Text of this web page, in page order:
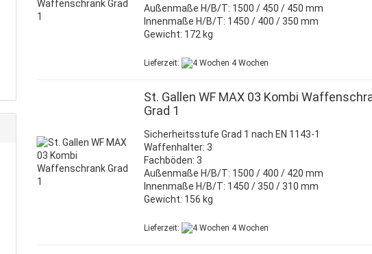
Außenmaße H/B/T: 1500 / 450 / 450 mm
Innenmaße H/B/T: 1450 / 400 / 350 mm
Gewicht: 172 kg
Lieferzeit: 4 Wochen
St. Gallen WF MAX 03 Kombi
Grad 1
Sicherheitsstufe Grad 1 nach EN 1143-1
Waffenhalter: 3
Fachböden: 3
Außenmaße H/B/T: 1500 / 400 / 420 mm
Innenmaße H/B/T: 1450 / 350 / 310 mm
Gewicht: 156 kg
Lieferzeit: 4 Wochen